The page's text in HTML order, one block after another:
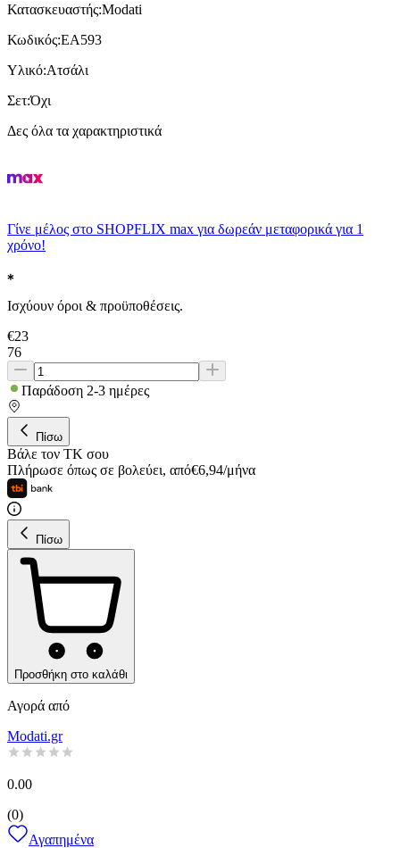
Κατασκευαστής:Modati
Κωδικός:EA593
Υλικό:Ατσάλι
Σετ:Όχι
Δες όλα τα χαρακτηριστικά
Γίνε μέλος στο SHOPFLIX max για δωρεάν μεταφορικά για 1
χρόνο!
Ισχύουν όροι & προϋποθέσεις.
€23
76
Παράδοση 2-3 ημέρες
Πίσω
Βάλε τον ΤΚ σου
Πλήρωσε όπως σε βολεύει, από€6,94/μήνα
Πίσω
Προσθήκη στο καλάθι
Αγορά από
Modati.gr
0.00
(0)
Αγαπημένα